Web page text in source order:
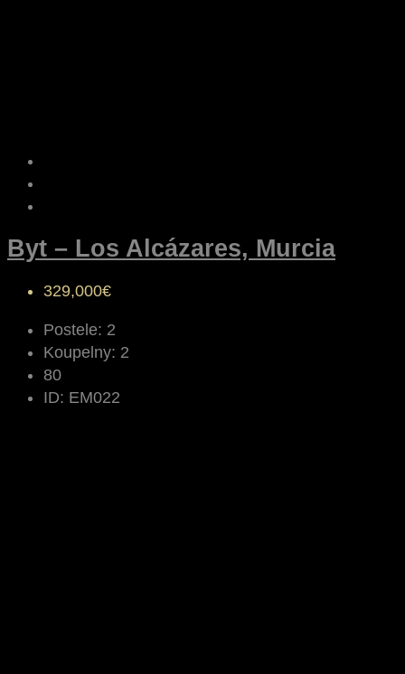
Byt – Los Alcázares, Murcia
329,000€
Postele: 2
Koupelny: 2
80
ID: EM022